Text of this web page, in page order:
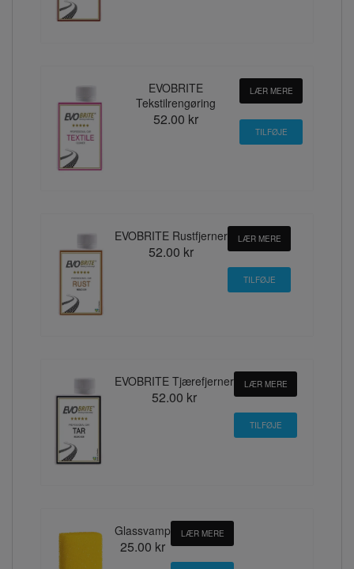
EVOBRITE
Tekstilrengøring
52.00 kr
LÆR MERE
EVOBRITE Rustfjerner
52.00 kr
LÆR MERE
EVOBRITE Tjærefjerner
52.00 kr
LÆR MERE
Glassvamp
25.00 kr
LÆR MERE